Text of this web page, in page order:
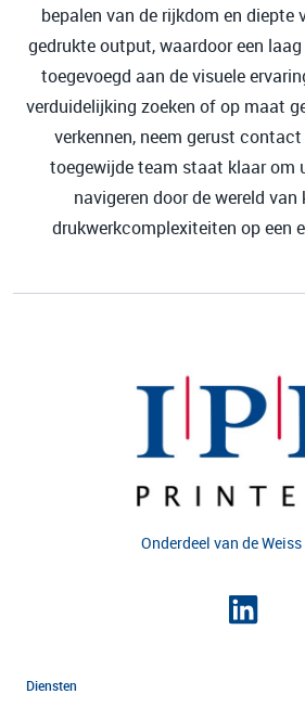
bepalen van de rijkdom en diepte
gedrukte output, waardoor een
toegevoegd aan de visuele
verduidelijking zoeken of op maat
verkennen, neem gerust
toegewijde team staat klaar om
navigeren door de wereld van
drukwerkcomplexiteiten op een
Onderdeel van de
Diensten